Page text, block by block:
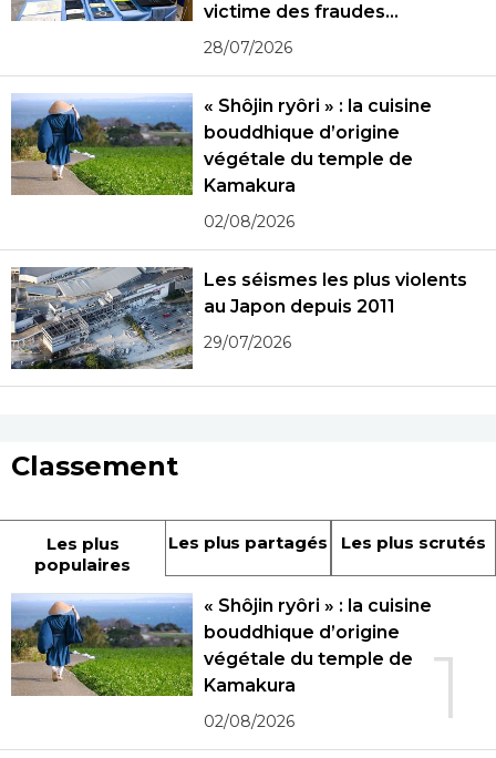
victime des fraudes
spécialisées
28/07/2026
« Shôjin ryôri » : la cuisine
bouddhique d’origine
végétale du temple de
Kamakura
02/08/2026
Les séismes les plus violents
au Japon depuis 2011
29/07/2026
Classement
Les plus
populaires
Les plus partagés Les plus scrutés
1
« Shôjin ryôri » : la cuisine
bouddhique d’origine
végétale du temple de
Kamakura
02/08/2026